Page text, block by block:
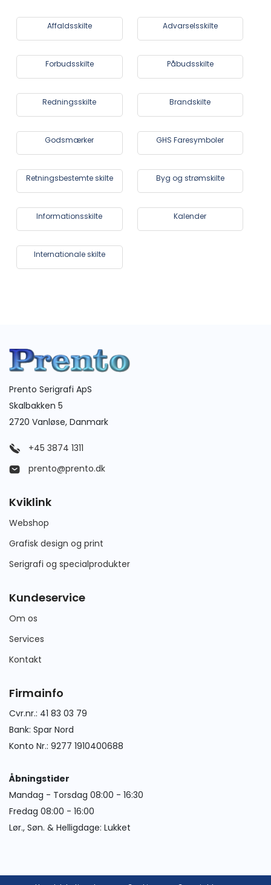
Affaldsskilte Advarselsskilte
Forbudsskilte Påbudsskilte
Redningsskilte Brandskilte
Godsmærker GHS Faresymboler
Retningsbestemte skilte Byg og strømskilte
Informationsskilte Kalender
Internationale skilte
Prento Serigrafi ApS
Skalbakken 5
2720 Vanløse, Danmark
+45 3874 1311
prento@prento.dk
Kviklink
Webshop
Grafisk design og print
Serigrafi og specialprodukter
Kundeservice
Om os
Services
Kontakt
Firmainfo
Cvr.nr.: 41 83 03 79
Bank: Spar Nord
Konto Nr.: 9277 1910400688
Åbningstider
Mandag - Torsdag 08:00 - 16:30
Fredag 08:00 - 16:00
Lør., Søn. & Helligdage: Lukket